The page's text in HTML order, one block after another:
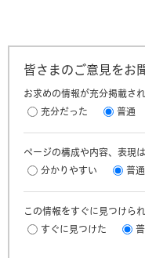
皆さまのご意見をお
お求めの情報が充分掲載さ
充分だった
普通
ページの構成や内容、表現
分かりやすい
普通
この情報をすぐに見つけら
すぐに見つけた